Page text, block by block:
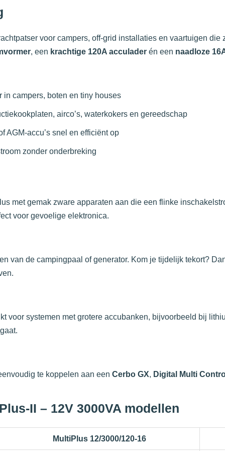
voor campers, off-grid installaties en vaartuigen
, een krachtige 120A acculader én een naadloze
campers, boten en tiny houses
airco’s, waterkokers en gereedschap
AGM-accu’s snel en efficiënt op
zonder onderbreking
met gemak zware apparaten aan die een flinke
voor gevoelige elektronica.
van de campingpaal of generator. Kom je tijdelijk tekort?
voor systemen met grotere accubanken, bijvoorbeeld bij
te koppelen aan een Cerbo GX, Digital Multi
II – 12V 3000VA modellen
MultiPlus 12/3000/120-16